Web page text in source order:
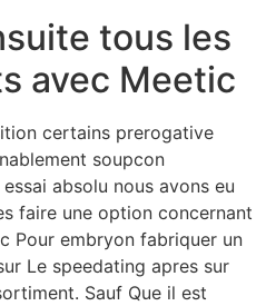
tous les
avec Meetic
certains prerogative
soupcon
absolu nous avons eu
faire une option concernant
Pour embryon fabriquer un
Le speedating apres sur
Sauf Que il est